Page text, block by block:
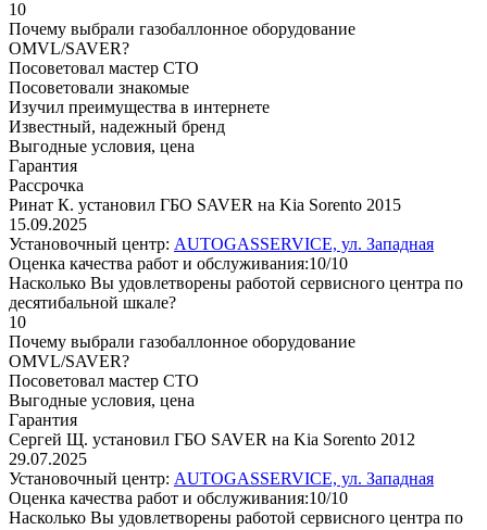
10
Почему выбрали газобаллонное оборудование
OMVL/SAVER?
Посоветовал мастер СТО
Посоветовали знакомые
Изучил преимущества в интернете
Известный, надежный бренд
Выгодные условия, цена
Гарантия
Рассрочка
Ринат К. установил ГБО SAVER на Kia Sorento 2015
15.09.2025
Установочный центр: AUTOGASSERVICE, ул. Западная
Оценка качества работ и обслуживания:10/10
Насколько Вы удовлетворены работой сервисного центра по
десятибальной шкале?
10
Почему выбрали газобаллонное оборудование
OMVL/SAVER?
Посоветовал мастер СТО
Выгодные условия, цена
Гарантия
Сергей Щ. установил ГБО SAVER на Kia Sorento 2012
29.07.2025
Установочный центр: AUTOGASSERVICE, ул. Западная
Оценка качества работ и обслуживания:10/10
Насколько Вы удовлетворены работой сервисного центра по